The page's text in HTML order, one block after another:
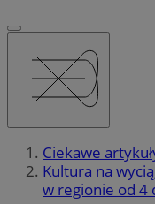
Ciekawe
Kultura na
w regionie od 4